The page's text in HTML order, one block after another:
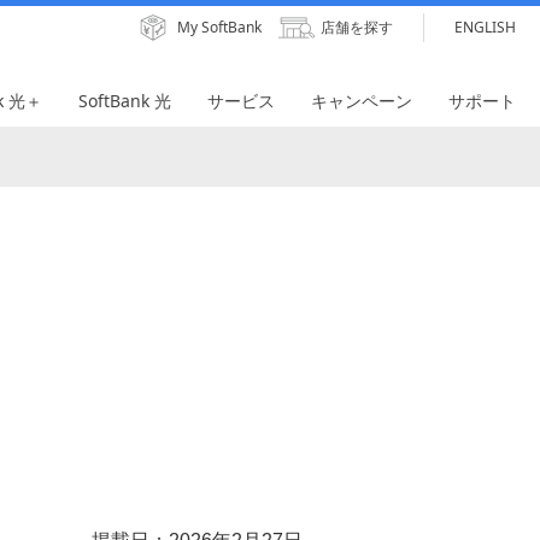
My SoftBank 店舗を探す ENGLISH
光＋ SoftBank 光 サービス キャンペーン サポート